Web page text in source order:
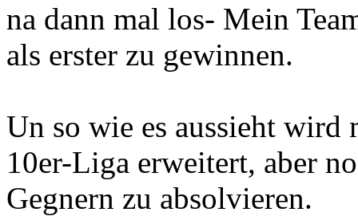
na dann mal los- Mein
als erster zu gewinnen.
Un so wie es aussieht wird
10er-Liga erweitert, aber
Gegnern zu absolvieren.